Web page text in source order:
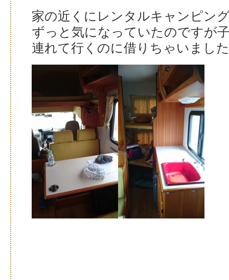
家の近くにレンタルキャンピン
ずっと気になっていたのですが
連れて行くのに借りちゃいました